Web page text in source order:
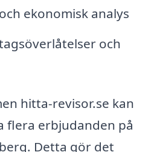
ekonomisk analys
och
hitta-revisor.se kan
flera erbjudanden på
Detta gör det